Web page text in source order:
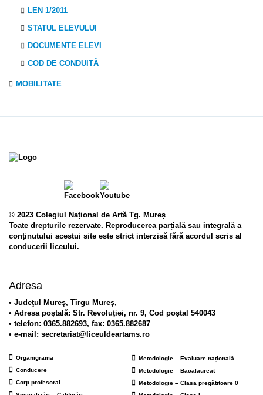
LEN 1/2011
STATUL ELEVULUI
DOCUMENTE ELEVI
COD DE CONDUITĂ
MOBILITATE
© 2023 Colegiul Național de Artă Tg. Mureș
Toate drepturile rezervate. Reproducerea parțială sau integrală a
conținutului acestui site este strict interzisă fără acordul scris al
conducerii liceului.
Adresa
• Judeţul Mureş, Tîrgu Mureş,
• Adresa poștală: Str. Revoluției, nr. 9, Cod poștal 540043
• telefon: 0365.882693, fax: 0365.882687
• e-mail: secretariat@liceuldeartams.ro
Organigrama
Conducere
Corp profesoral
Metodologie – Evaluare națională
Metodologie – Bacalaureat
Metodologie – Clasa pregătitoare 0